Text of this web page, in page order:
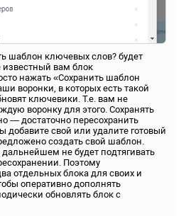
шаблон ключевых слов? будет
известный вам блок
нажать «Сохранить шаблон
воронки, в которых есть такой
ключевики. Т.е. вам не
воронку для этого. Сохранять
— достаточно пересохранить
добавите свой или удалите готовый
создать свой шаблон.
дальнейшем не будет подтягивать
Поэтому
отдельных блока для своих и
оперативно дополнять
обновлять блок с